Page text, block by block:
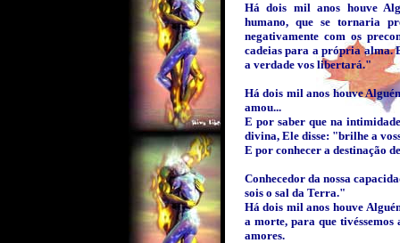
Há dois mil anos houve
humano, que se tornaria
negativamente com os
cadeias para a própria alma.
a verdade vos libertará."
Há dois mil anos houve
amou...
E por saber que na
divina, Ele disse: "brilhe a
E por conhecer a destinação
Conhecedor da nossa
sois o sal da Terra."
Há dois mil anos houve
a morte, para que tivéssemos
amores.